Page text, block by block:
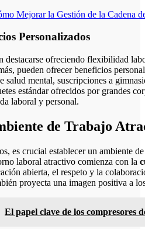
Mejorar la Gestión de la Cadena
Personalizados
destacarse ofreciendo flexibilidad
pueden ofrecer beneficios
salud mental, suscripciones a
estándar ofrecidos por grandes
laboral y personal.
de Trabajo
es crucial establecer un ambiente
laboral atractivo comienza con la
abierta, el respeto y la
proyecta una imagen positiva a
El papel clave de los compresores